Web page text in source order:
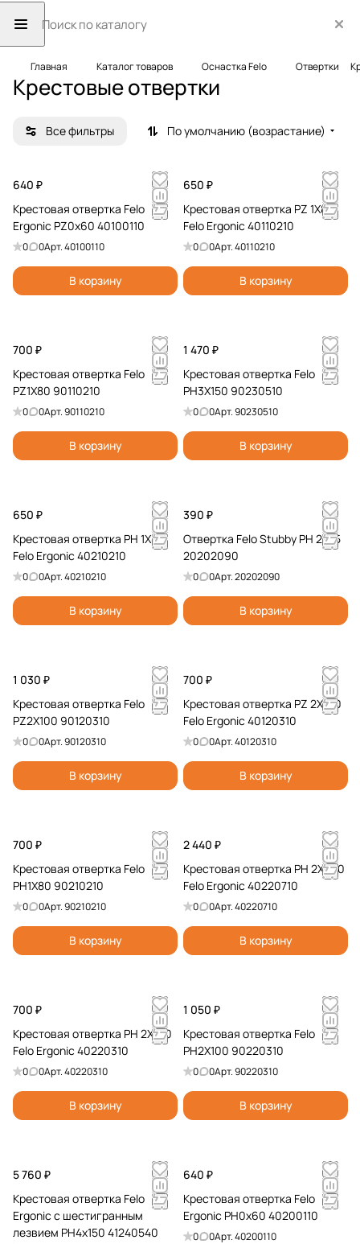
Главная Каталог товаров Оснастка Felo Отвертки
Крестовые отвертки
Все фильтры По умолчанию (возрастание)
640 ₽
Крестовая отвертка Felo
Ergonic PZ0x60 40100110
0 0Арт.40100110
В корзину
650 ₽
Крестовая отвертка PZ 1X80
Felo Ergonic 40110210
0 0Арт.40110210
В корзину
700 ₽
Крестовая отвертка Felo
PZ1X80 90110210
0 0Арт.90110210
В корзину
1 470 ₽
Крестовая отвертка Felo
PH3X150 90230510
0 0Арт.90230510
В корзину
650 ₽
Крестовая отвертка PH 1X80
Felo Ergonic 40210210
0 0Арт.40210210
В корзину
390 ₽
Отвертка Felo Stubby PH 2х25
20202090
0 0Арт.20202090
В корзину
1 030 ₽
Крестовая отвертка Felo
PZ2X100 90120310
0 0Арт.90120310
В корзину
700 ₽
Крестовая отвертка PZ 2X100
Felo Ergonic 40120310
0 0Арт.40120310
В корзину
700 ₽
Крестовая отвертка Felo
PH1X80 90210210
0 0Арт.90210210
В корзину
2 440 ₽
Крестовая отвертка PH 2X200
Felo Ergonic 40220710
0 0Арт.40220710
В корзину
700 ₽
Крестовая отвертка PH 2X100
Felo Ergonic 40220310
0 0Арт.40220310
В корзину
1 050 ₽
Крестовая отвертка Felo
PH2X100 90220310
0 0Арт.90220310
В корзину
5 760 ₽
Крестовая отвертка Felo
Ergonic с шестигранным
лезвием PH4x150 41240540
640 ₽
Крестовая отвертка Felo
Ergonic PH0x60 40200110
0 0Арт.40200110